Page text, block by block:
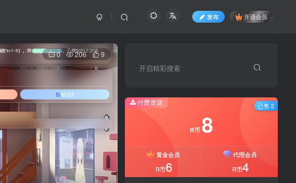
发布 开通会员
0 206 9
开启精彩搜索
付费资源
R币 8
黄金会员
R币6
代理会员
R币4
已售 2
开启精彩搜索
付费资源
R币 8
黄金会员
R币6
代理会员
R币4
已售 2